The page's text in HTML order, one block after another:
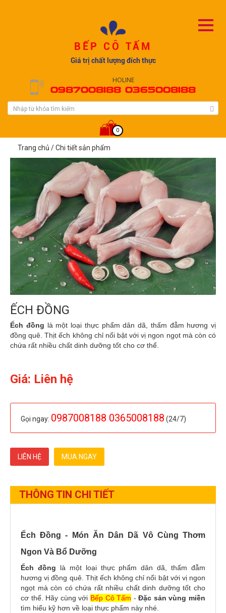
BẾP CÔ TẤM
Giá trị chất lượng đích thực
HOLINE
0987008188 0365008188
0
Trang chủ /Chi tiết sản phẩm
ẾCH ĐỒNG
Ếch đồng là một loại thực phẩm dân dã, thấm đẫm hương vị
đồng quê. Thịt ếch không chỉ nổi bật với vị ngon ngọt mà còn có
chứa rất nhiều chất dinh dưỡng tốt cho cơ thể.
Giá: Liên hệ
Gọi ngay: 0987008188 0365008188 (24/7)
LIÊN HỆ MUA NGAY
THÔNG TIN CHI TIẾT
Ếch Đồng - Món Ăn Dân Dã Vô Cùng Thơm
Ngon Và Bổ Dưỡng
Ếch đồng là một loại thực phẩm dân dã, thấm đẫm
hương vị đồng quê. Thịt ếch không chỉ nổi bật với vị ngon
ngọt mà còn có chứa rất nhiều chất dinh dưỡng tốt cho
cơ thể. Hãy cùng với Bếp Cô Tấm -Đặc sản vùng miền
tìm hiểu kỹ hơn về loại thực phẩm này nhé.